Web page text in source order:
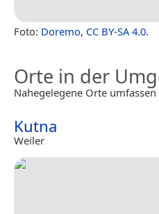
Foto: Doremo, CC BY-SA 4.0.
Orte in der
Nahegelegene Orte
Kutna
Weiler